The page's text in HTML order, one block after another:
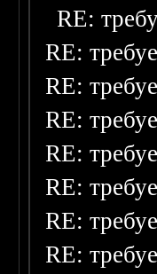
RE:
RE:
RE:
RE:
RE:
RE:
RE:
RE: